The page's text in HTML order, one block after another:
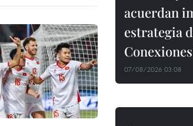
acuerdan
estrategia
07/08/2026 03:08